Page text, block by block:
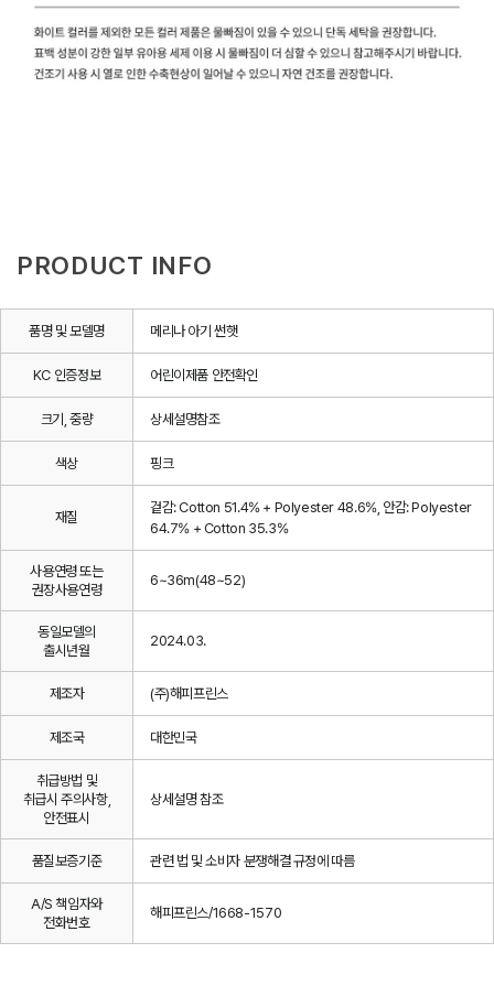
PRODUCT INFO
품명 및 모델명 메리나 아기 썬햇
KC 인증정보 어린이제품 안전확인
크기, 중량 상세설명참조
색상 핑크
재질
겉감: Cotton 51.4% + Polyester 48.6%, 안감: Polyester
64.7% + Cotton 35.3%
사용연령 또는
권장사용연령
6~36m(48~52)
동일모델의
출시년월
2024.03.
제조자 (주)해피프린스
제조국 대한민국
취급방법 및
취급시 주의사항,
안전표시
상세설명 참조
품질보증기준 관련 법 및 소비자 분쟁해결 규정에 따름
A/S 책임자와
전화번호
해피프린스/1668-1570